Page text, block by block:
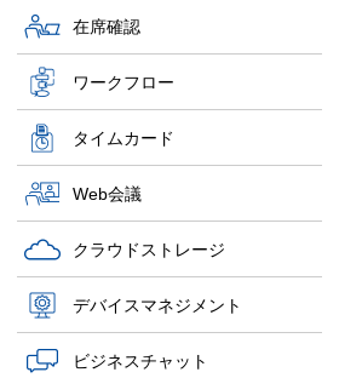
在席確認
ワークフロー
タイムカード
Web会議
クラウドストレージ
デバイスマネジメント
ビジネスチャット